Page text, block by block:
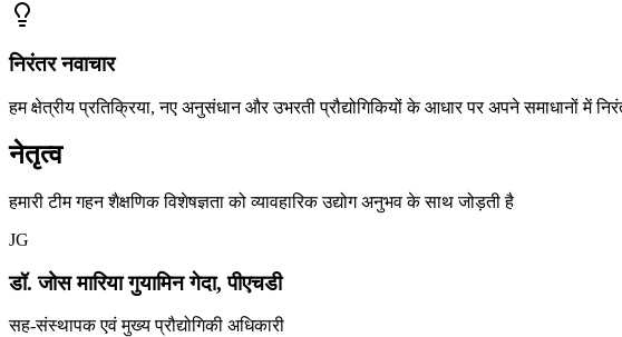
निरंतर नवाचार
हम क्षेत्रीय प्रतिक्रिया, नए अनुसंधान और उभरती प्रौद्योगिकियों के आधार पर अपने समाधानों में
नेतृत्व
हमारी टीम गहन शैक्षणिक विशेषज्ञता को व्यावहारिक उद्योग अनुभव के साथ जोड़ती है
JG
डॉ. जोस मारिया गुयामिन गेदा, पीएचडी
सह-संस्थापक एवं मुख्य प्रौद्योगिकी अधिकारी